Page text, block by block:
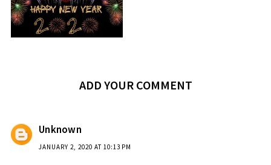
ADD YOUR COMMENT
Unknown
JANUARY 2, 2020 AT 10:13 PM